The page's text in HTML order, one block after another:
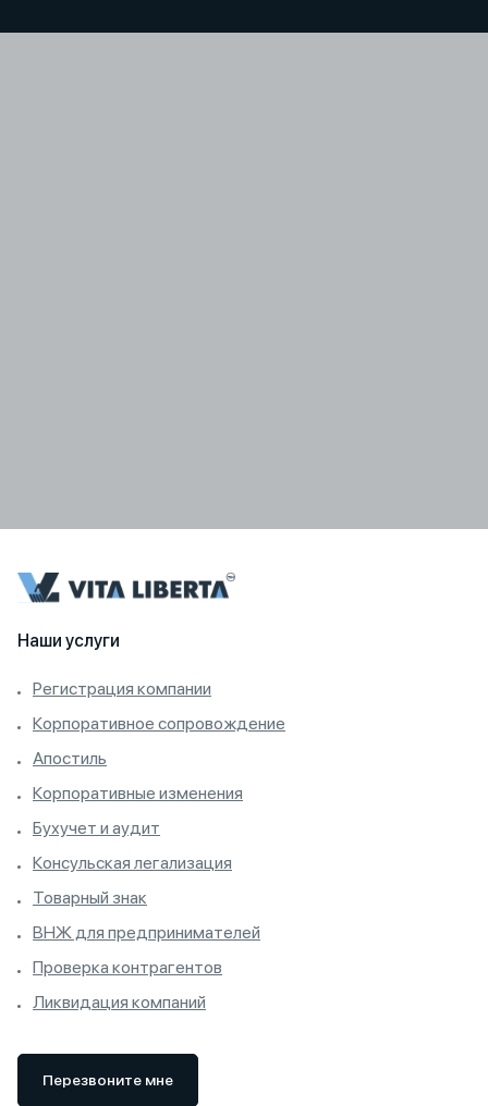
Наши услуги
Регистрация компании
Корпоративное сопровождение
Апостиль
Корпоративные изменения
Бухучет и аудит
Консульская легализация
Товарный знак
ВНЖ для предпринимателей
Проверка контрагентов
Ликвидация компаний
Перезвоните мне